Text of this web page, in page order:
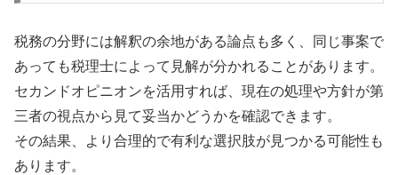
税務の分野には解釈の余地がある論点も多く、同じ事案で
あっても税理士によって見解が分かれることがあります。
セカンドオピニオンを活用すれば、現在の処理や方針が第
三者の視点から見て妥当かどうかを確認できます。
その結果、より合理的で有利な選択肢が見つかる可能性も
あります。